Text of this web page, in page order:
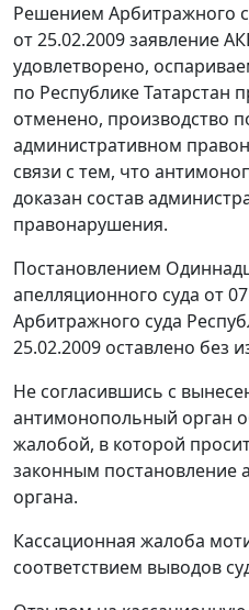
Решением Арбитражного
от 25.02.2009 заявление
удовлетворено,
по Республике Татарстан
отменено, производство
административном
связи с тем, что
доказан состав
правонарушения.
Постановлением
апелляционного суда от
Арбитражного суда
25.02.2009 оставлено без
Не согласившись с
антимонопольный орган
жалобой, в которой
законным постановление
органа.
Кассационная жалоба
соответствием выводов